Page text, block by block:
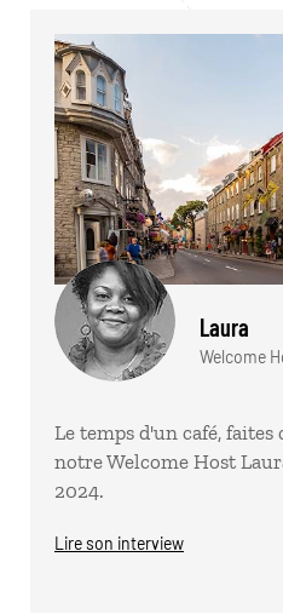
Laura
Welcome
Le temps d'un café, faites
notre Welcome Host
2024.
Lire son interview